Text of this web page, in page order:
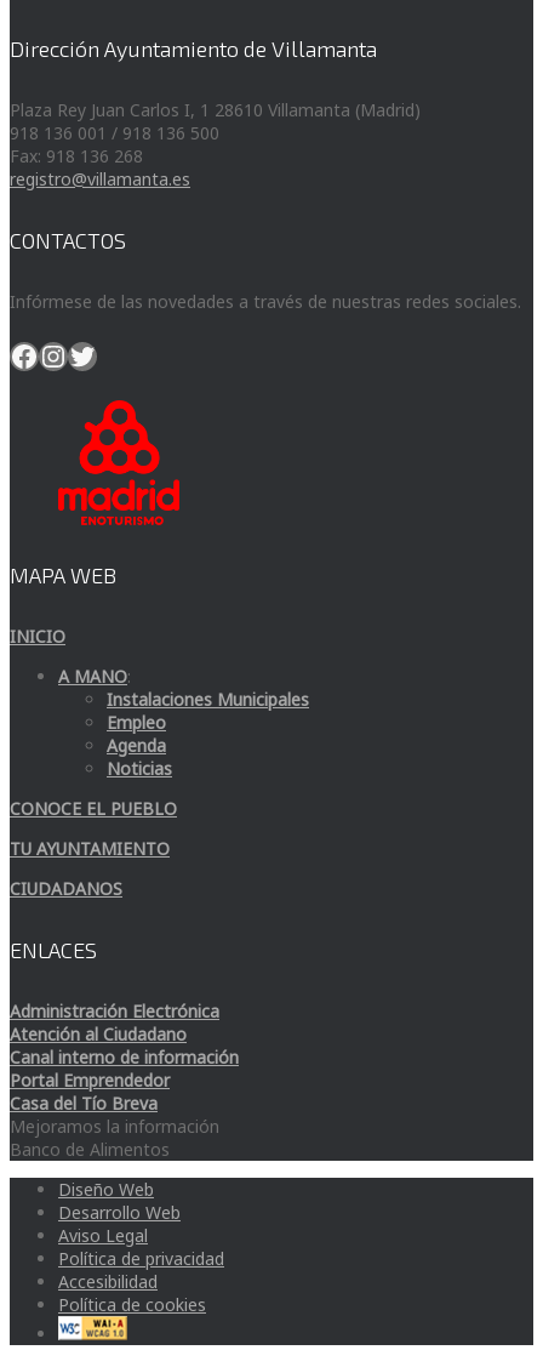
Dirección Ayuntamiento de Villamanta
Plaza Rey Juan Carlos I, 1 28610 Villamanta (Madrid)
918 136 001 / 918 136 500
Fax: 918 136 268
registro@villamanta.es
CONTACTOS
Infórmese de las novedades a través de nuestras redes sociales.
Facebook
Instagram
Twitter
MAPA WEB
INICIO
A MANO:
Instalaciones Municipales
Empleo
Agenda
Noticias
CONOCE EL PUEBLO
TU AYUNTAMIENTO
CIUDADANOS
ENLACES
Administración Electrónica
Atención al Ciudadano
Canal interno de información
Portal Emprendedor
Casa del Tío Breva
Mejoramos la información
Banco de Alimentos
Diseño Web
Desarrollo Web
Aviso Legal
Política de privacidad
Accesibilidad
Política de cookies